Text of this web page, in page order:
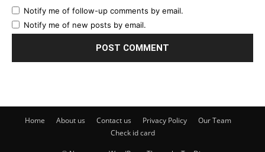
Notify me of follow-up comments by email.
Notify me of new posts by email.
Home About us Contact us Privacy Policy
Our Team
Check id card